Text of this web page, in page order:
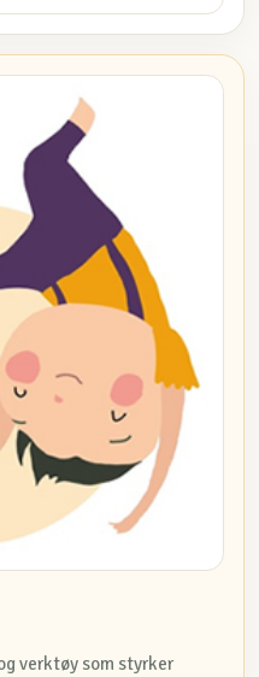
verktøy som styrker